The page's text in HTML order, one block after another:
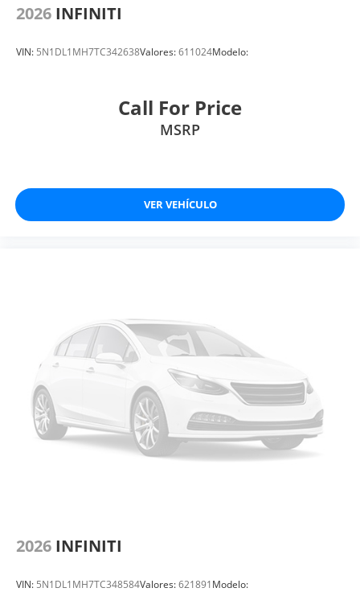
2026 INFINITI
VIN: 5N1DL1MH7TC342638Valores:611024Modelo:
Call For Price
MSRP
VER VEHÍCULO
2026 INFINITI
VIN: 5N1DL1MH7TC348584Valores:621891Modelo: